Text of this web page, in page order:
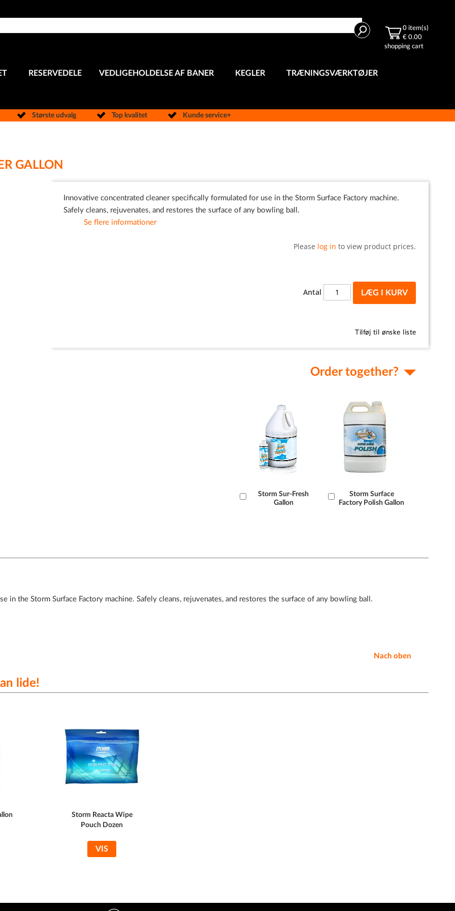
Search 0 item(s)
€ 0.00
shopping cart
RESERVEDELE VEDLIGEHOLDELSE AF BANER KEGLER TRÆNINGSVÆRKTØJER
Største udvalg Top kvalitet Kunde service+
GALLON
Innovative concentrated cleaner specifically formulated for use in the Storm Surface Factory machine.
Safely cleans, rejuvenates, and restores the surface of any bowling ball.
Se flere informationer
Please log in to view product prices.
Antal LÆG I KURV
Tilføj til ønske liste
Order together?
Storm Surface
Factory Polish Gallon
Læg
Storm Sur-Fresh
Gallon
Læg
in the Storm Surface Factory machine. Safely cleans, rejuvenates, and restores the surface of any bowling ball.
Nach oben
lide!
Storm Reacta Wipe
Pouch Dozen
VIS